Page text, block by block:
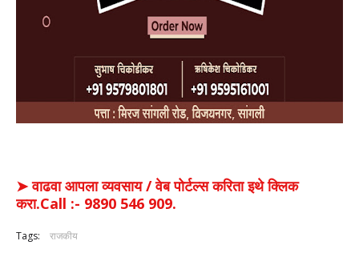
➤ वाढवा आपला व्यवसाय / वेब पोर्टल्स करिता इथे क्लिक
करा.Call :- 9890 546 909.
Tags: राजकीय